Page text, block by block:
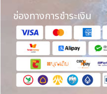
ช่องทางการชำระเงิน